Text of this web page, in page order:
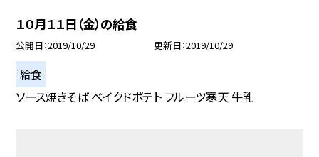
１０月１１日（金）の給食
公開日 2019/10/29 更新日 2019/10/29
給食
ソース焼きそば ベイクドポテト フルーツ寒天 牛乳